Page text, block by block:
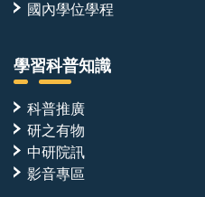
國內學位學程
學習科普知識
科普推廣
研之有物
中研院訊
影音專區